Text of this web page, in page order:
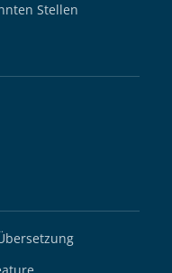
Stellen